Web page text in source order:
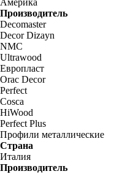
Америка
Производитель
Decomaster
Decor Dizayn
NMC
Ultrawood
Европласт
Orac Decor
Perfect
Cosca
HiWood
Perfect Plus
Профили металлические
Страна
Италия
Производитель